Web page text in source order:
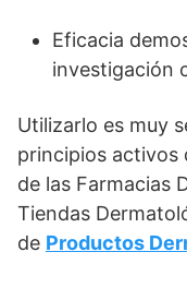
Eficacia
investigación
Utilizarlo es muy
principios activos
de las Farmacias
Tiendas
de Productos